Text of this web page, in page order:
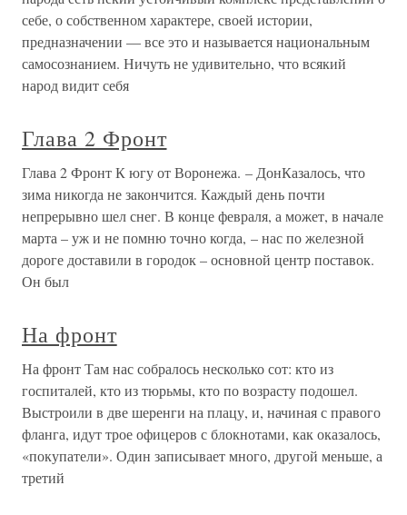
себе, о собственном характере, своей истории,
предназначении — все это и называется национальным
самосознанием. Ничуть не удивительно, что всякий
народ видит себя
Глава 2 Фронт
Глава 2 Фронт К югу от Воронежа. – ДонКазалось, что
зима никогда не закончится. Каждый день почти
непрерывно шел снег. В конце февраля, а может, в начале
марта – уж и не помню точно когда, – нас по железной
дороге доставили в городок – основной центр поставок.
Он был
На фронт
На фронт Там нас собралось несколько сот: кто из
госпиталей, кто из тюрьмы, кто по возрасту подошел.
Выстроили в две шеренги на плацу, и, начиная с правого
фланга, идут трое офицеров с блокнотами, как оказалось,
«покупатели». Один записывает много, другой меньше, а
третий